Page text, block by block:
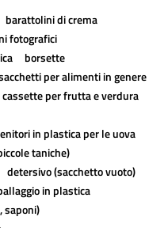
barattolini di crema
fotografici
borsette
per alimenti in genere
cassette per frutta e verdura
in plastica per le uova
taniche)
detersivo (sacchetto vuoto)
in plastica
saponi)